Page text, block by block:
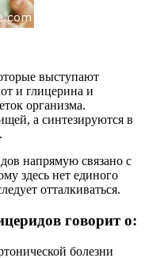
выступают
и глицерина и
организма.
а синтезируются в
напрямую связано с
здесь нет единого
отталкиваться.
говорит о:
болезни